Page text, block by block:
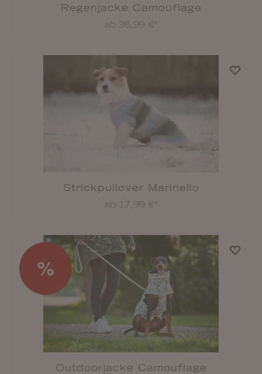
watchout Kühlweste
ab 27,99 €*
Strickpullover Tristan
ab 8,00 €*